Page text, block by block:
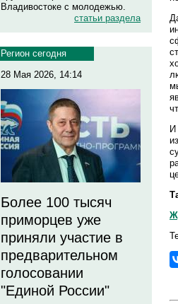
Владивостоке с молодежью.
статьи раздела
Регион сегодня
28 Мая 2026, 14:14
Более 100 тысяч
приморцев уже
приняли участие в
предварительном
голосовании
"Единой России"
И